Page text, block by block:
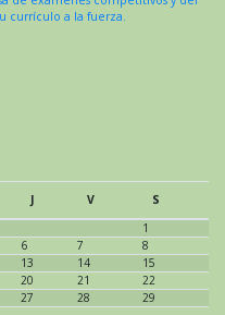
currículo a la fuerza.
J V
S
1
6 7
8
13 14
15
20 21
22
27 28
29